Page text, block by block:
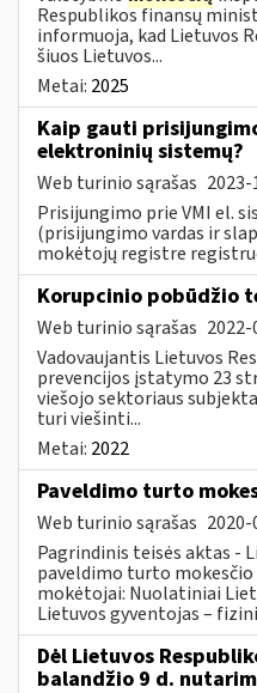
Respublikos finansų
informuoja, kad Lietuvos
šiuos Lietuvos...
Metai: 2025
Kaip gauti
elektroninių sistemų?
Web turinio sąrašas
Prisijungimo prie VMI el.
(prisijungimo vardas ir
mokėtojų registre
Korupcinio pobūdžio
Web turinio sąrašas
Vadovaujantis Lietuvos
prevencijos įstatymo 23
viešojo sektoriaus
turi viešinti...
Metai: 2022
Paveldimo turto
Web turinio sąrašas
Pagrindinis teisės aktas -
paveldimo turto
mokėtojai: Nuolatiniai
Lietuvos gyventojas –
Dėl Lietuvos
balandžio 9 d.